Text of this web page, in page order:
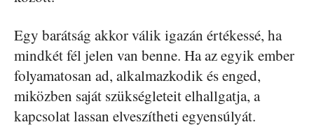
Egy barátság akkor válik igazán értékessé, ha
mindkét fél jelen van benne. Ha az egyik ember
folyamatosan ad, alkalmazkodik és enged,
miközben saját szükségleteit elhallgatja, a
kapcsolat lassan elveszítheti egyensúlyát.